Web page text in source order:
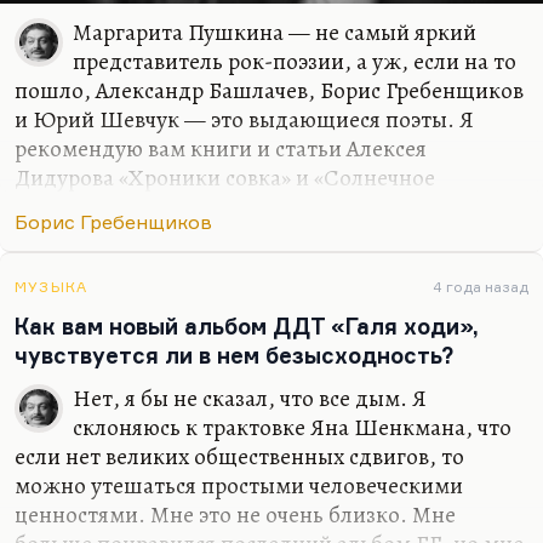
Маргарита Пушкина — не самый яркий
представитель рок-поэзии, а уж, если на то
пошло, Александр Башлачев, Борис Гребенщиков
и Юрий Шевчук — это выдающиеся поэты. Я
рекомендую вам книги и статьи Алексея
Дидурова «Хроники совка» и «Солнечное
печатался в «Огоньке». Вот он в рок-кабаре своем,
музыкантов… у него есть статьи о том, как
достигается драйв, энергетика рок-поэзии, какая
там должна быть лексика, какой ритм.
Борис Гребенщиков
МУЗЫКА 4 года назад
Как вам новый альбом ДДТ «Галя ходи»,
чувствуется ли в нем безысходность?
Нет, я бы не сказал, что все дым. Я
склоняюсь к трактовке Яна Шенкмана, что
если нет великих общественных сдвигов, то
можно утешаться простыми человеческими
ценностями. Мне это не очень близко. Мне